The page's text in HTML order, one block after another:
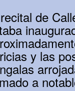
de
y las
a